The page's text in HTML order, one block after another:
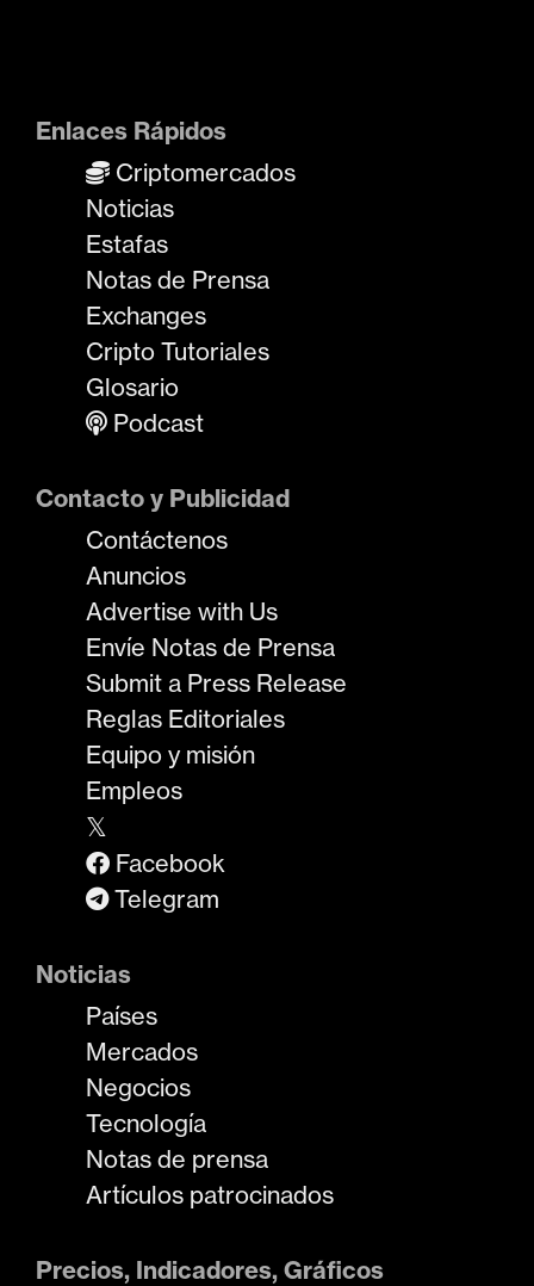
Enlaces Rápidos
Criptomercados
Noticias
Estafas
Notas de Prensa
Exchanges
Cripto Tutoriales
Glosario
Podcast
Contacto y Publicidad
Contáctenos
Anuncios
Advertise with Us
Envíe Notas de Prensa
Submit a Press Release
Reglas Editoriales
Equipo y misión
Empleos
𝕏
Facebook
Telegram
Noticias
Países
Mercados
Negocios
Tecnología
Notas de prensa
Artículos patrocinados
Precios, Indicadores, Gráficos